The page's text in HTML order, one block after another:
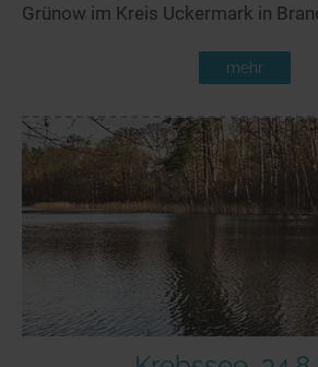
Grünow im Kreis Uckermark in
mehr